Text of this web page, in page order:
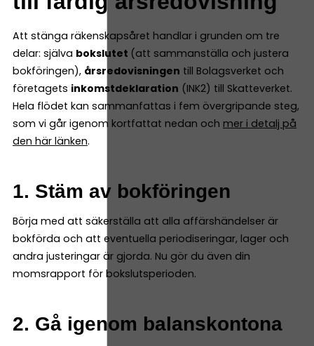
Att stänga räkenskapsåret handlar i grunden om tre
delar: själva bokslutet (att sammanställa och justera
bokföringen), årsredovisningen till Bolagsverket och
företagets inkomstdeklaration (INK2) till Skatteverket.
Hela flödet kan sammanfattas i fem övergripande steg,
som vi går igenom kortfattat nedan och mer i detalj på
den här länken.
1. Stäm av bokföringen
Börja med att säkerställa att alla affärshändelser är
bokförda och att eventuella periodiseringar, lager och
andra justeringar är gjorda. Nu gör du även din
momsrapport för bokslutsperioden.
2. Gå igenom balanskontona